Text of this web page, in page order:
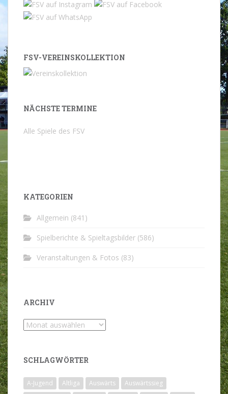
FSV-VEREINSKOLLEKTION
NÄCHSTE TERMINE
Alle Spiele des FSV
KATEGORIEN
Allgemein (841)
Spielberichte & Spieltagsbilder (586)
Veranstaltungen & Fotos (83)
ARCHIV
Archiv
SCHLAGWÖRTER
A-Jugend Altliga Auswärts
Auswärtssieg